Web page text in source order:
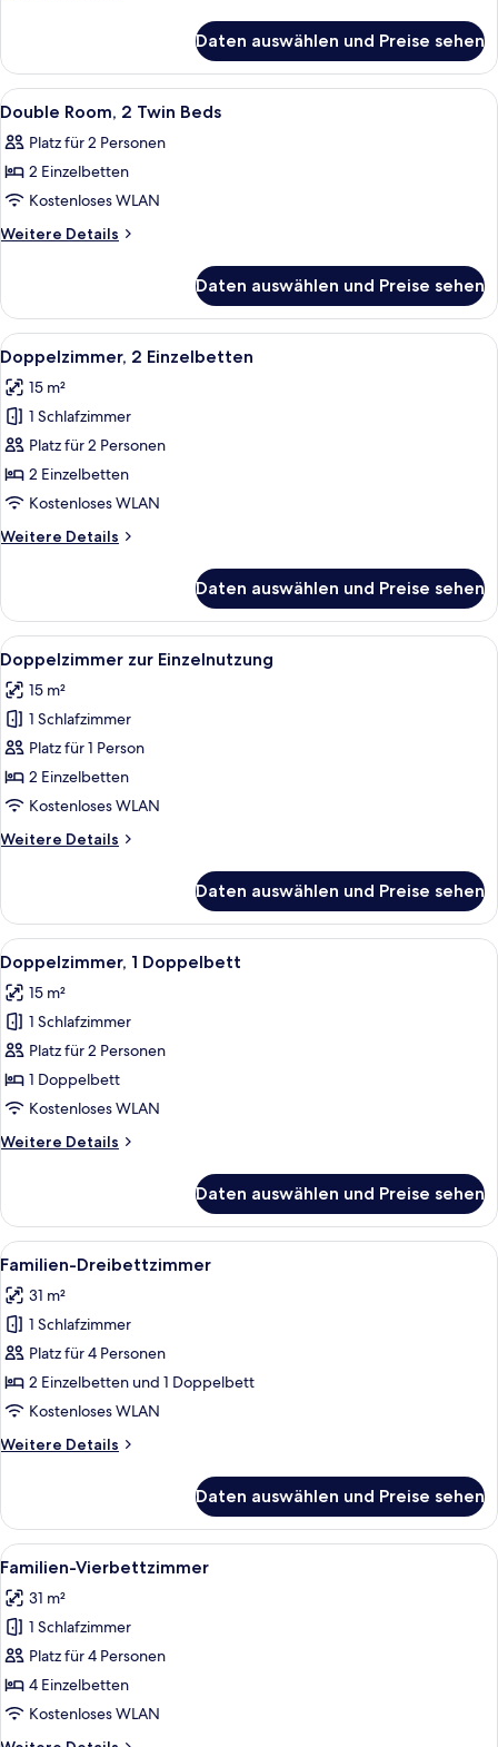
anzeigen
Room,
Double
Daten auswählen und Preise sehen
Alle
Fotos
für
Double
Room,
2
anzeigen
Ein Hotelzimmer mit Bett,
4
Double Room, 2 Twin Beds
Platz für 2 Personen
2 Einzelbetten
Kostenloses WLAN
Weitere Details
Weitere
Room,
Twin
Beds
Daten auswählen und Preise sehen
Alle
Fotos
für
Doppelzimmer,
2 Einzelbetten
anzeigen
Ein Hotelzimmer mit einem großen
6
Doppelzimmer, 2 Einzelbetten
15 m²
1 Schlafzimmer
Platz für 2 Personen
2 Einzelbetten
Kostenloses WLAN
Weitere Details
Weitere
2 Einzelbetten
Daten auswählen und Preise sehen
Alle
Fotos
für
Doppelzimmer
zur
Einzelnutzung
anzeigen
Ein Hotelzimmer mit zwei Betten,
6
Doppelzimmer zur Einzelnutzung
15 m²
1 Schlafzimmer
Platz für 1 Person
2 Einzelbetten
Kostenloses WLAN
Weitere Details
Weitere
zur
Einzelnutzung
Daten auswählen und Preise sehen
Alle
Fotos
für
Doppelzimmer,
1
Doppelbett
anzeigen
Ein Hotelzimmer mit einem
6
Doppelzimmer, 1 Doppelbett
15 m²
1 Schlafzimmer
Platz für 2 Personen
1 Doppelbett
Kostenloses WLAN
Weitere Details
Weitere
1
Doppelbett
Daten auswählen und Preise sehen
Alle
Fotos
für
Familien-
Dreibettzimmer
anzeigen
Ein Hotelzimmer mit zwei
7
Familien-Dreibettzimmer
31 m²
1 Schlafzimmer
Platz für 4 Personen
2 Einzelbetten und 1 Doppelbett
Kostenloses WLAN
Weitere Details
Weitere
Dreibettzimmer
Daten auswählen und Preise sehen
Alle
Fotos
für
Familien-
Vierbettzimmer
anzeigen
Ein Hotelzimmer mit zwei Betten,
6
Familien-Vierbettzimmer
31 m²
1 Schlafzimmer
Platz für 4 Personen
4 Einzelbetten
Kostenloses WLAN